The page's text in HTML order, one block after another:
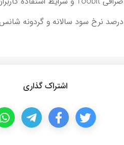
اشتراک گذاری